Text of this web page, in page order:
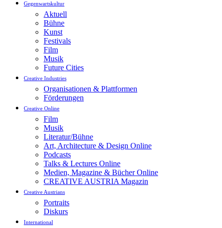
Gegenwartskultur
Aktuell
Bühne
Kunst
Festivals
Film
Musik
Future Cities
Creative Industries
Organisationen & Plattformen
Förderungen
Creative Online
Film
Musik
Literatur/Bühne
Art, Architecture & Design Online
Podcasts
Talks & Lectures Online
Medien, Magazine & Bücher Online
CREATIVE AUSTRIA Magazin
Creative Austrians
Portraits
Diskurs
International